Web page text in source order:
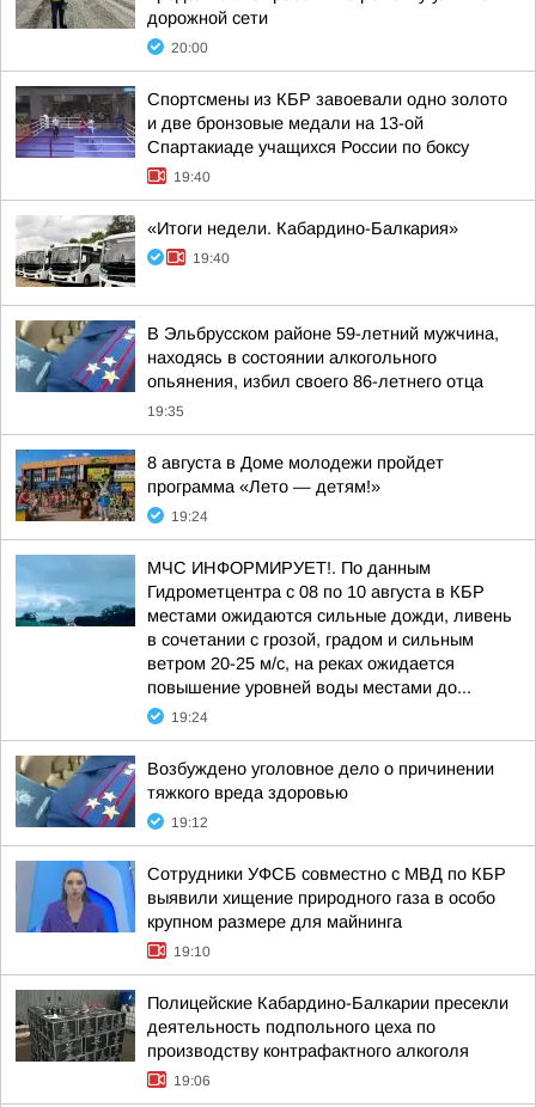
дорожной сети
20:00
Спортсмены из КБР завоевали одно золото
и две бронзовые медали на 13-ой
Спартакиаде учащихся России по боксу
19:40
«Итоги недели. Кабардино-Балкария»
19:40
В Эльбрусском районе 59-летний мужчина,
находясь в состоянии алкогольного
опьянения, избил своего 86-летнего отца
19:35
8 августа в Доме молодежи пройдет
программа «Лето — детям!»
19:24
МЧС ИНФОРМИРУЕТ!. По данным
Гидрометцентра с 08 по 10 августа в КБР
местами ожидаются сильные дожди, ливень
в сочетании с грозой, градом и сильным
ветром 20-25 м/с, на реках ожидается
повышение уровней воды местами до...
19:24
Возбуждено уголовное дело о причинении
тяжкого вреда здоровью
19:12
Сотрудники УФСБ совместно с МВД по КБР
выявили хищение природного газа в особо
крупном размере для майнинга
19:10
Полицейские Кабардино-Балкарии пресекли
деятельность подпольного цеха по
производству контрафактного алкоголя
19:06